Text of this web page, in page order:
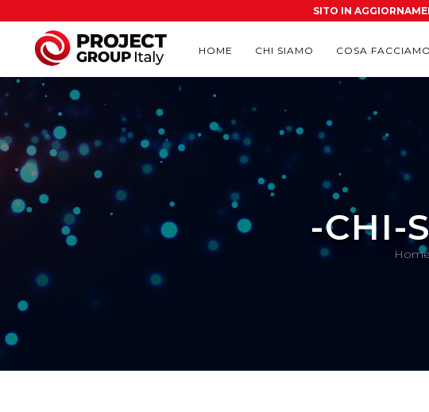
SITO IN
HOME CHI SIAMO COSA FACCIAMO
-CHI-
Home